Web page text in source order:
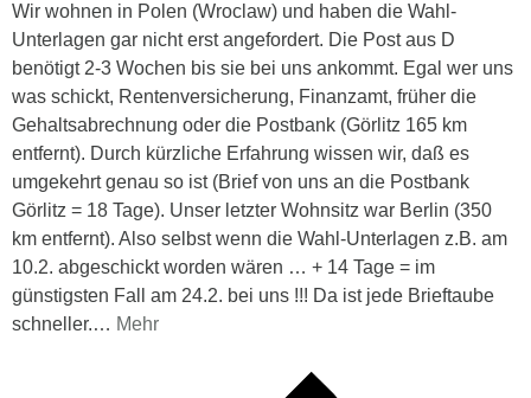
Wir wohnen in Polen (Wroclaw) und haben die Wahl-
Unterlagen gar nicht erst angefordert. Die Post aus D
benötigt 2-3 Wochen bis sie bei uns ankommt. Egal wer uns
was schickt, Rentenversicherung, Finanzamt, früher die
Gehaltsabrechnung oder die Postbank (Görlitz 165 km
entfernt). Durch kürzliche Erfahrung wissen wir, daß es
umgekehrt genau so ist (Brief von uns an die Postbank
Görlitz = 18 Tage). Unser letzter Wohnsitz war Berlin (350
km entfernt). Also selbst wenn die Wahl-Unterlagen z.B. am
10.2. abgeschickt worden wären … + 14 Tage = im
günstigsten Fall am 24.2. bei uns !!! Da ist jede Brieftaube
schneller.… Mehr